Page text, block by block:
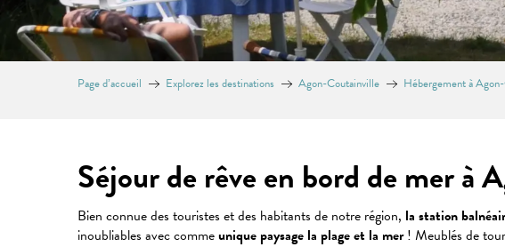
Page d’accueil Explorez les destinations Agon-Coutainville Hébergement à
Séjour de rêve en bord de mer à
Bien connue des touristes et des habitants de notre région, la station
inoubliables avec commeunique paysage la plage et la mer! Meublés de